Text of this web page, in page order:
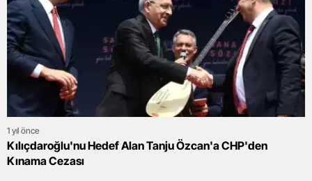
1 yıl önce
Kılıçdaroğlu'nu Hedef Alan Tanju Özcan'a CHP'den
Kınama Cezası